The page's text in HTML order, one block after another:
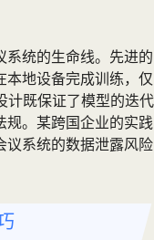
系统的生命线。先进的
本地设备完成训练，仅
计既保证了模型的迭代
规。某跨国企业的实践
议系统的数据泄露风险